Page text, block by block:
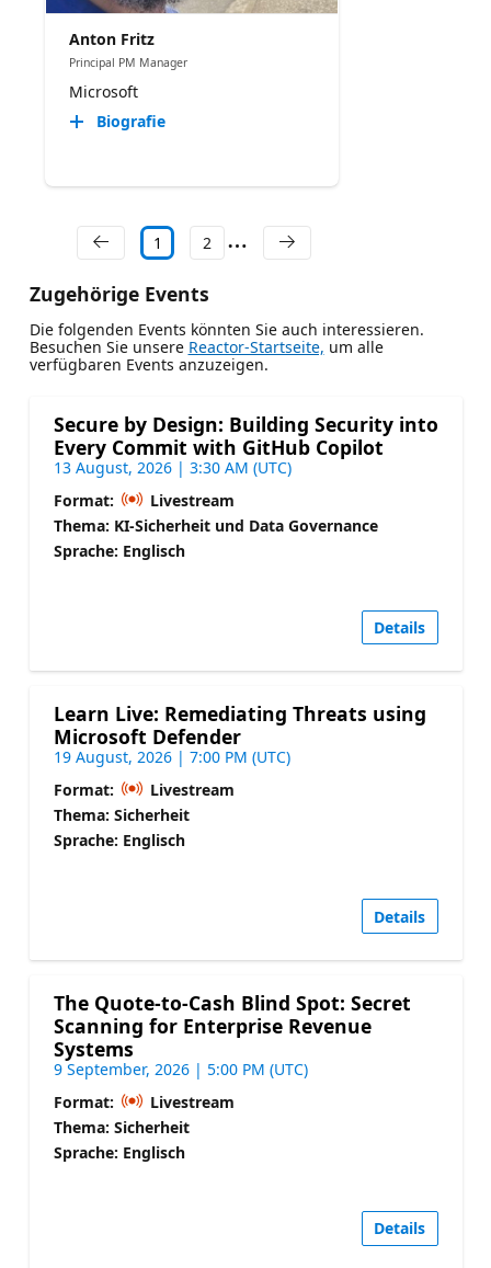
Anton Fritz
Principal PM Manager
Microsoft
Biografie
1 2
Zugehörige Events
Die folgenden Events könnten Sie auch interessieren.
Besuchen Sie unsere Reactor-Startseite, um alle
verfügbaren Events anzuzeigen.
Secure by Design: Building Security into
Every Commit with GitHub Copilot
13 August, 2026 | 3:30 AM (UTC)
Format:
Livestream
Thema: KI-Sicherheit und Data Governance
Sprache: Englisch
Details
Learn Live: Remediating Threats using
Microsoft Defender
19 August, 2026 | 7:00 PM (UTC)
Format:
Livestream
Thema: Sicherheit
Sprache: Englisch
Details
The Quote-to-Cash Blind Spot: Secret
Scanning for Enterprise Revenue
Systems
9 September, 2026 | 5:00 PM (UTC)
Format:
Livestream
Thema: Sicherheit
Sprache: Englisch
Details